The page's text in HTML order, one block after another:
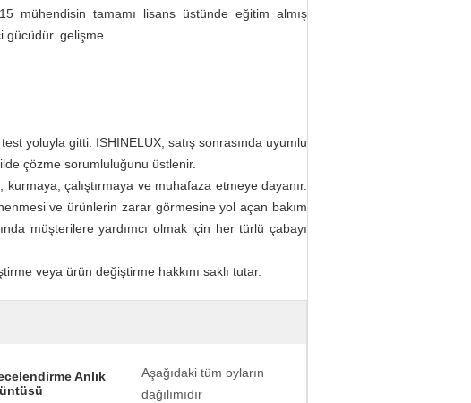
mühendisin tamamı lisans üstünde eğitim almış
gücüdür. gelişme.
yoluyla gitti. ISHINELUX, satış sonrasında uyumlu
çözme sorumluluğunu üstlenir.
çalıştırmaya ve muhafaza etmeye dayanır.
ve ürünlerin zarar görmesine yol açan bakım
müşterilere yardımcı olmak için her türlü çabayı
veya ürün değiştirme hakkını saklı tutar.
Anlık
Aşağıdaki tüm oyların
dağılımıdır